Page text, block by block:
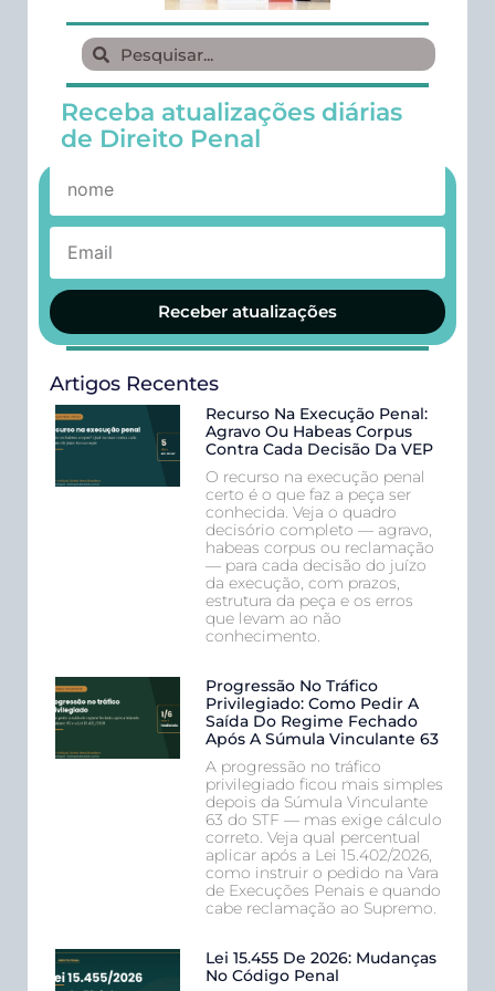
Receba atualizações diárias
de Direito Penal
Receber atualizações
Artigos Recentes
Recurso Na Execução Penal:
Agravo Ou Habeas Corpus
Contra Cada Decisão Da VEP
O recurso na execução penal
certo é o que faz a peça ser
conhecida. Veja o quadro
decisório completo — agravo,
habeas corpus ou reclamação
— para cada decisão do juízo
da execução, com prazos,
estrutura da peça e os erros
que levam ao não
conhecimento.
Progressão No Tráfico
Privilegiado: Como Pedir A
Saída Do Regime Fechado
Após A Súmula Vinculante 63
A progressão no tráfico
privilegiado ficou mais simples
depois da Súmula Vinculante
63 do STF — mas exige cálculo
correto. Veja qual percentual
aplicar após a Lei 15.402/2026,
como instruir o pedido na Vara
de Execuções Penais e quando
cabe reclamação ao Supremo.
Lei 15.455 De 2026: Mudanças
No Código Penal